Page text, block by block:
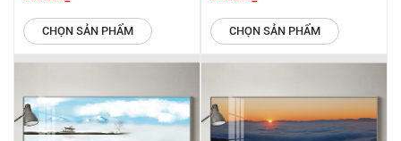
CHỌN SẢN PHẨM CHỌN SẢN PHẨM